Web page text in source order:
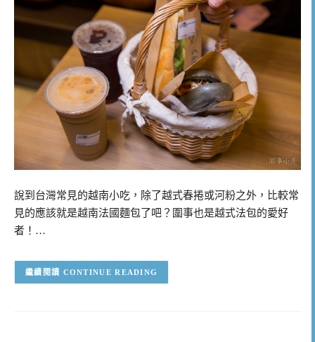
說到台灣常見的越南小吃，除了越式春捲或河粉之外，比較常
見的應該就是越南法國麵包了吧？圍事也是越式法包的愛好
者！…
CONTINUE READING